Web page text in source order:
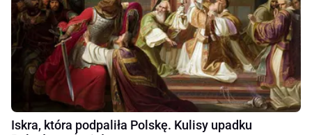
Iskra, która podpaliła Polskę. Kulisy upadku